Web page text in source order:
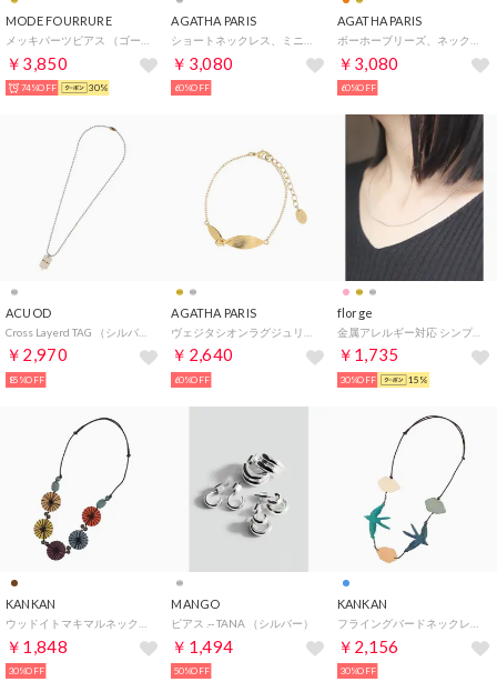
MODE FOURRURE
￥3,850
74%OFF 30%
AGATHA PARIS
￥3,080
60%OFF
AGATHA PARIS
￥3,080
60%OFF
ACUOD
￥2,970
85%OFF
AGATHA PARIS
￥2,640
60%OFF
florge
金属アレルギー対応 シンプルスネークチェーンステンレスネックレス 1.5mm/42cm （シルバー）
￥1,735
30%OFF 15%
KANKAN
￥1,848
30%OFF
MANGO
ピアス .-- TANA （シルバー）
￥1,494
50%OFF
KANKAN
￥2,156
30%OFF